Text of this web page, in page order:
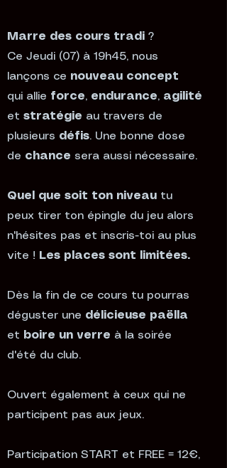
Marre des cours tradi ?
Ce Jeudi (07) à 19h45, nous
lançons ce nouveau concept
qui allie force, endurance, agilité
et stratégie au travers de
plusieurs défis. Une bonne dose
de chance sera aussi nécessaire.
Quel que soit ton niveau tu
peux tirer ton épingle du jeu alors
n'hésites pas et inscris-toi au plus
vite ! Les places sont limitées.
Dès la fin de ce cours tu pourras
déguster une délicieuse paëlla
et boire un verre à la soirée
d'été du club.
Ouvert également à ceux qui ne
participent pas aux jeux.
Participation START et FREE = 12€,